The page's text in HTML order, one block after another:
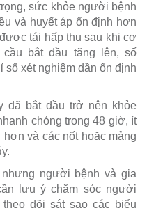
sức khỏe người bệnh
và huyết áp ổn định hơn
tái hấp thu sau khi cơ
bắt đầu tăng lên, số
số xét nghiệm dần ổn định
đã bắt đầu trở nên khỏe
chóng trong 48 giờ, ít
và các nốt hoặc mảng
người bệnh và gia
lưu ý chăm sóc người
dõi sát sao các biểu